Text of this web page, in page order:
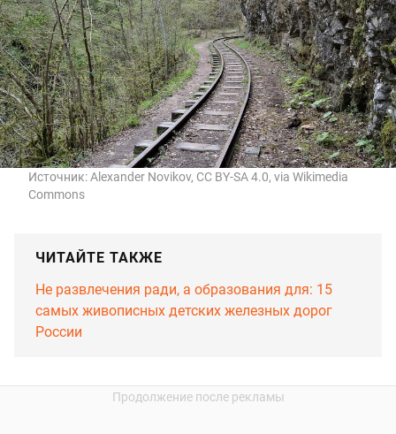
Источник:Alexander Novikov, CC BY-SA 4.0, via Wikimedia
Commons
ЧИТАЙТЕ ТАКЖЕ
Не развлечения ради, а образования для: 15
самых живописных детских железных дорог
России